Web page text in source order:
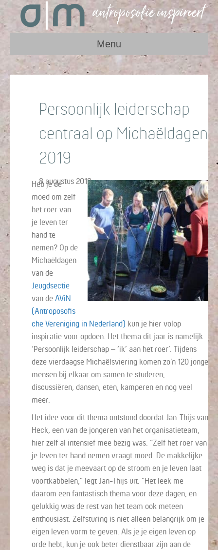
Menu
Persoonlijk leiderschap
centraal op Michaëldagen
2019
8 augustus 2019
Heb je de
moed om zelf
het roer van
je leven ter
hand te
nemen? Op de
Michaëldagen
van de
Jeugdsectie
van de AViN
(Antroposofis
che Vereniging in Nederland) kun je hier volop
inspiratie voor opdoen. Het thema dit jaar is namelijk
‘Persoonlijk leiderschap – ‘ik’ aan het roer’. Tijdens
deze vierdaagse Michaëlsviering komen zo’n 120 jonge
mensen bij elkaar om samen te studeren,
discussiëren, dansen, eten, kamperen en nog veel
meer.
Het idee voor dit thema ontstond doordat Jan-Thijs van
Heck, een van de jongeren van het organisatieteam,
hier zelf al intensief mee bezig was. “Zelf het roer van
je leven ter hand nemen vraagt moed. De makkelijke
weg is dat je meevaart op de stroom en je leven laat
voortkabbelen,” legt Jan-Thijs uit. “Het leek me
daarom een fantastisch thema voor deze dagen, en
gelukkig was de rest van het team ook meteen
enthousiast. Zelfsturing is niet alleen belangrijk om je
eigen leven vorm te geven. Als je je eigen leven op
orde hebt, kun je ook beter dienstbaar zijn aan de